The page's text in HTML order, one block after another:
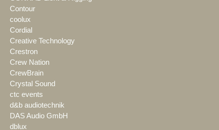
Contour
coolux
Cordial
Creative Technology
Crestron
Crew Nation
CrewBrain
Crystal Sound
ctc events
d&b audiotechnik
DAS Audio GmbH
dblux